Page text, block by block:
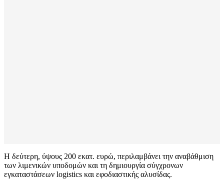
Η δεύτερη, ύψους 200 εκατ. ευρώ, περιλαμβάνει την αναβάθμιση
των λιμενικών υποδομών και τη δημιουργία σύγχρονων
εγκαταστάσεων logistics και εφοδιαστικής αλυσίδας.